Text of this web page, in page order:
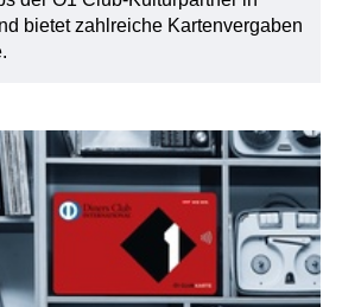
bietet zahlreiche Kartenvergaben